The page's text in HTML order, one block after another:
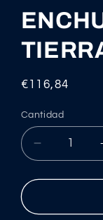
ventana
modal
Precio
€116,84
Cantidad
Reducir
cantidad
para
50A